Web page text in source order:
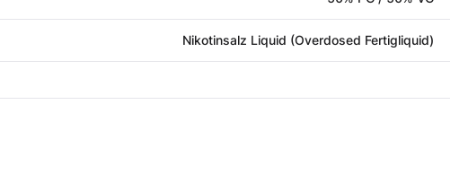
Nikotinsalz Liquid (Overdosed Fertigliquid)